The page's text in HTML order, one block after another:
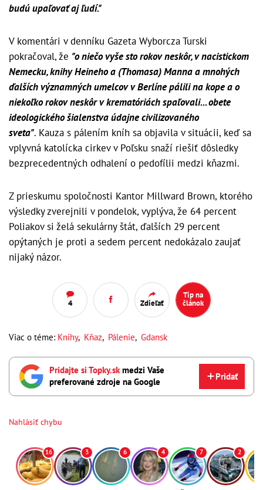
budú upaľovať aj ľudí."
V komentári v denníku Gazeta Wyborcza Turski
pokračoval, že "o niečo vyše sto rokov neskôr, v nacistickom
Nemecku, knihy Heineho a (Thomasa) Manna a mnohých
ďalších významných umelcov v Berlíne pálili na kope a o
niekoľko rokov neskôr v krematóriách spaľovali... obete
ideologického šialenstva údajne civilizovaného
sveta". Kauza s pálením kníh sa objavila v situácii, keď sa
vplyvná katolícka cirkev v Poľsku snaží riešiť dôsledky
bezprecedentných odhalení o pedofílii medzi kňazmi.
Z prieskumu spoločnosti Kantor Millward Brown, ktorého
výsledky zverejnili v pondelok, vyplýva, že 64 percent
Poliakov si želá sekulárny štát, ďalších 29 percent
opýtaných je proti a sedem percent nedokázalo zaujať
nijaký názor.
4 Zdieľať
Tip na
článok
Viac o téme: Knihy, Kňaz, Pálenie, Gdansk
Pridajte si Topky.skmedzi Vaše
preferované zdroje na Google
Pridať
Nahlásiť chybu
16 3 6 4 7 2